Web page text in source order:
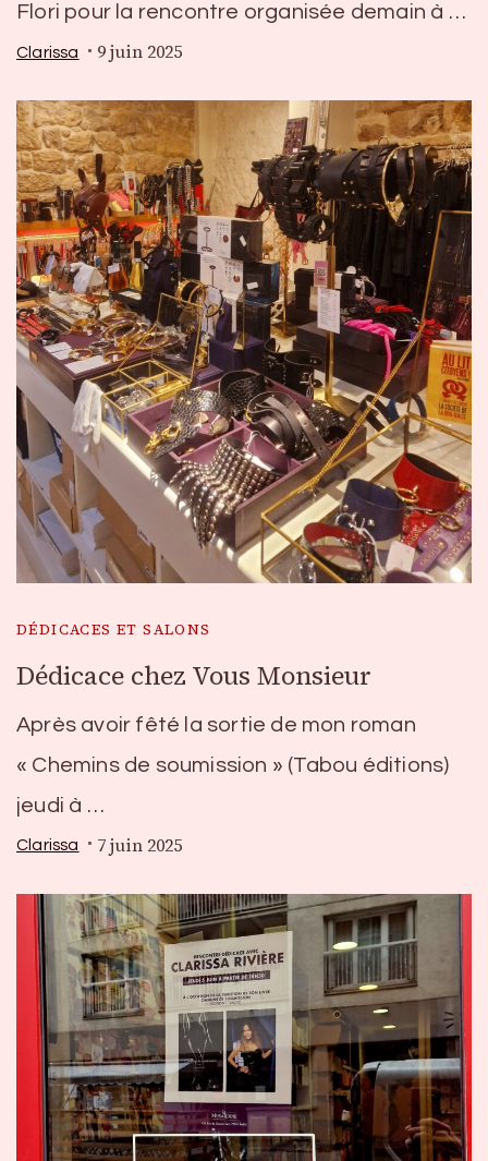
Flori pour la rencontre organisée demain à …
Clarissa 9 juin 2025
DÉDICACES ET SALONS
Dédicace chez Vous Monsieur
Après avoir fêté la sortie de mon roman
« Chemins de soumission » (Tabou éditions)
jeudi à …
Clarissa 7 juin 2025